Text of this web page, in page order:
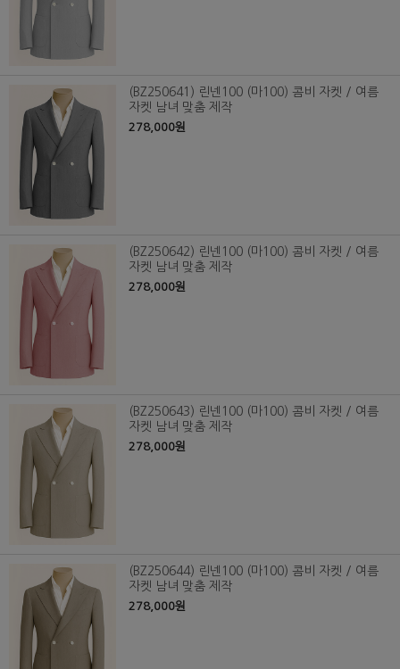
(BZ250641) 린넨100 (마100) 콤비 자켓 / 여름
자켓 남녀 맞춤 제작
278,000원
(BZ250642) 린넨100 (마100) 콤비 자켓 / 여름
자켓 남녀 맞춤 제작
278,000원
(BZ250643) 린넨100 (마100) 콤비 자켓 / 여름
자켓 남녀 맞춤 제작
278,000원
(BZ250644) 린넨100 (마100) 콤비 자켓 / 여름
자켓 남녀 맞춤 제작
278,000원